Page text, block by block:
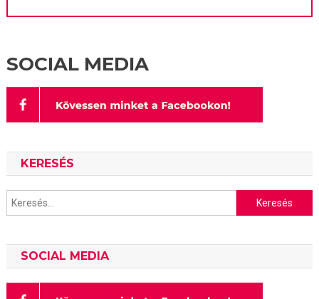
SOCIAL MEDIA
KERESÉS
Keresés:
SOCIAL MEDIA